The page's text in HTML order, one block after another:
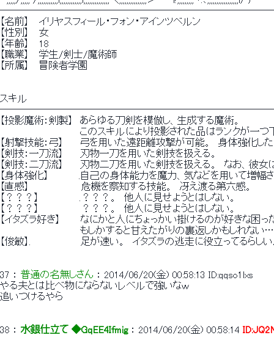
【名前】　 イリヤスフィール・フォン・アインツベルン
【性別】　 女
【年齢】　 18
【職業】　 学生/剣士/魔術師
【所属】　 冒険者学園
スキル
【投影魔術：剣製】　あらゆる刀剣を模倣し、生成する魔術。
このスキルにより投影された品はランクが一つ下
【射撃技能：弓】　　 弓を用いた遠距離攻撃が可能。　身体強化し
【剣技：一刀流】　　 刃物一刀を用いた剣技を扱える。
【剣技：二刀流】　　 刃物二刀を用いた剣技を扱える。　なお、彼
【身体強化】　　　　 .自己の身体能力を魔力、気などを用いて増幅
【直感】 　 　 　 　 　 危機を察知する技能。　冴え渡る第六感。
【？？？】　　　　　　.？？？。　他人に見せようとはしない。
【？？？】 　 　 　 　 ？？？。　他人に見せようとはしない。
【イタズラ好き】　　　なにかと人にちょっかい掛けるのが好きな困っ
もしかすると甘えたがりの裏返しかもしれない
【俊敏】.　　　　 　 　 足が速い。　イタズラの逃走に役立ってるらしい
37 ： 普通の名無しさん ： 2014/06/20(金) 00:58:13 ID:qqso1lxs
やる夫とは比べ物にならないレベルで強いなｗ
追いつけるやら
38 ： 水銀仕立て ◆GqEE4Ifmig ： 2014/06/20(金) 00:58:14